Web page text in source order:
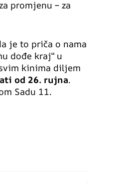
promjenu – za
je to priča o nama
dođe kraj“ u
kinima diljem
od 26. rujna.
Sadu 11.